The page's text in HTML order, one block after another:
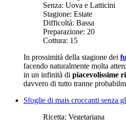
Senza: Uova e Latticini
Stagione: Estate
Difficoltà: Bassa
Preparazione: 20
Cottura: 15
In prossimità della stagione dei
facendo naturalmente molta
in un infinità di piacevolissime
davvero di tutto tranne
Sfoglie di mais croccanti senza
Ricetta: Vegetariana